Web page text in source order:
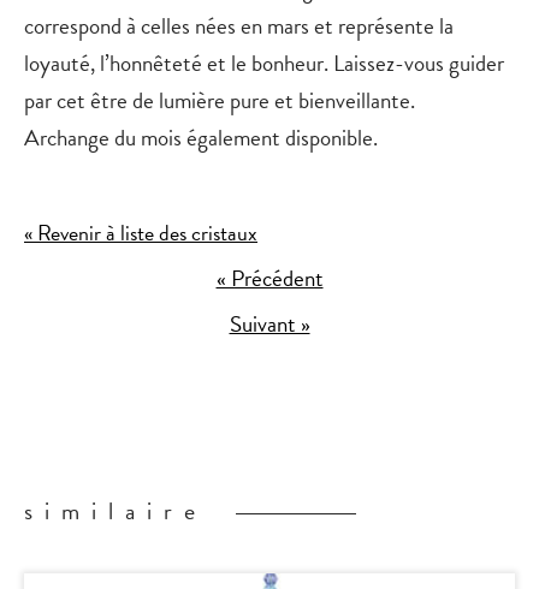
correspond à celles nées en mars et représente la
loyauté, l’honnêteté et le bonheur. Laissez-vous guider
par cet être de lumière pure et bienveillante.
Archange du mois également disponible.
« Revenir à liste des cristaux
« Précédent
Suivant »
similaire